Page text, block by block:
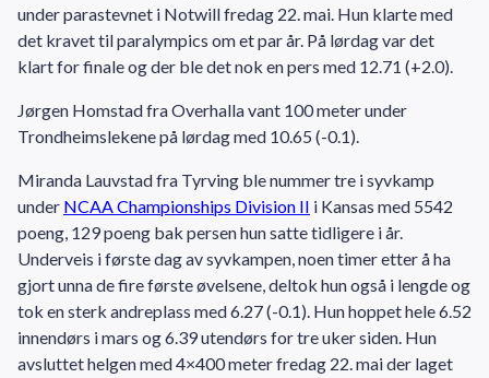
under parastevnet i Notwill fredag 22. mai. Hun klarte med
det kravet til paralympics om et par år. På lørdag var det
klart for finale og der ble det nok en pers med 12.71 (+2.0).
Jørgen Homstad fra Overhalla vant 100 meter under
Trondheimslekene på lørdag med 10.65 (-0.1).
Miranda Lauvstad fra Tyrving ble nummer tre i syvkamp
under NCAA Championships Division II i Kansas med 5542
poeng, 129 poeng bak persen hun satte tidligere i år.
Underveis i første dag av syvkampen, noen timer etter å ha
gjort unna de fire første øvelsene, deltok hun også i lengde og
tok en sterk andreplass med 6.27 (-0.1). Hun hoppet hele 6.52
innendørs i mars og 6.39 utendørs for tre uker siden. Hun
avsluttet helgen med 4×400 meter fredag 22. mai der laget